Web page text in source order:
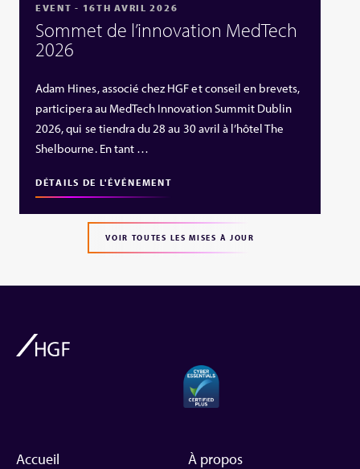
EVENT - 16TH AVRIL 2026
Sommet de l’innovation MedTech
2026
Adam Hines, associé chez HGF et conseil en brevets,
participera au MedTech Innovation Summit Dublin
2026, qui se tiendra du 28 au 30 avril à l’hôtel The
Shelbourne. En tant …
DÉTAILS DE L'ÉVÉNEMENT
VOIR TOUTES LES MISES À JOUR
Accueil À propos